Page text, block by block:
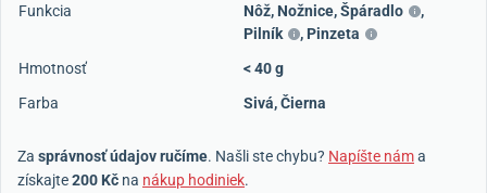
Funkcia
Nôž, Nožnice,Špáradlo
,
Pilník
, Pinzeta
Hmotnosť
< 40 g
Farba
Sivá,Čierna
Za správnosť údajov ručíme. Našli ste chybu? Napíšte náma
získajte200 Kč na nákup hodiniek.